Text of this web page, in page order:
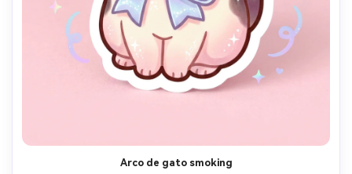
Arco de gato smoking